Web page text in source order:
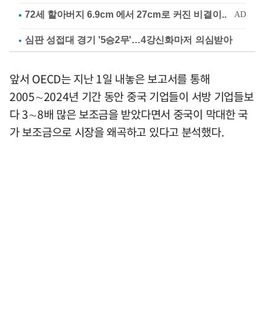
심판 성접대 경기 '5승2무'…4강신화마저 의심받아
앞서 OECD는 지난 1일 내놓은 보고서를 통해
2005∼2024년 기간 동안 중국 기업들이 서방 기업들보
다 3∼8배 많은 보조금을 받았다면서 중국이 막대한 국
가 보조금으로 시장을 왜곡하고 있다고 분석했다.